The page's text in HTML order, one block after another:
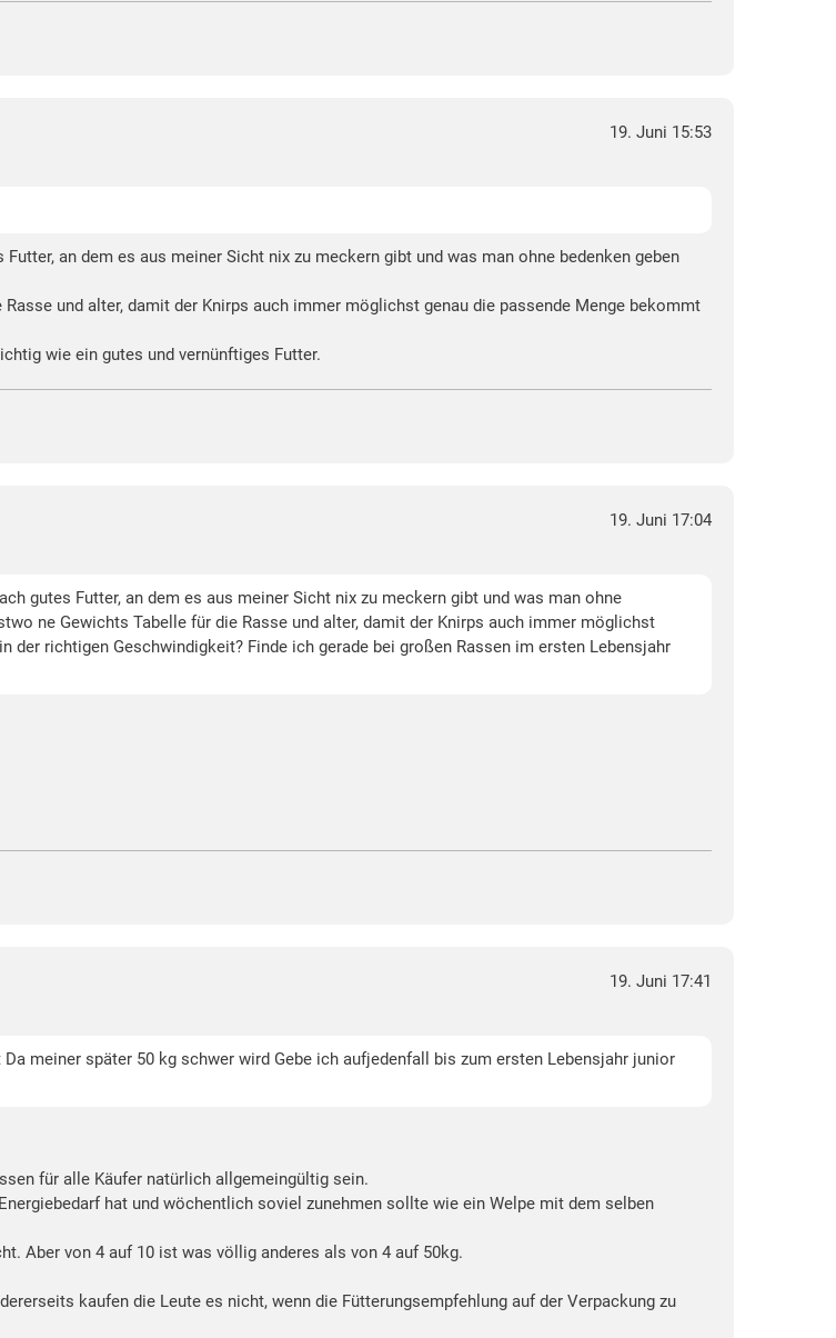
19. Juni 15:53
an dem es aus meiner Sicht nix zu meckern gibt und was man ohne bedenken geben
und alter, damit der Knirps auch immer möglichst genau die passende Menge bekommt
wie ein gutes und vernünftiges Futter.
19. Juni 17:04
gutes Futter, an dem es aus meiner Sicht nix zu meckern gibt und was man ohne
ne Gewichts Tabelle für die Rasse und alter, damit der Knirps auch immer möglichst
der richtigen Geschwindigkeit? Finde ich gerade bei großen Rassen im ersten Lebensjahr
19. Juni 17:41
meiner später 50 kg schwer wird Gebe ich aufjedenfall bis zum ersten Lebensjahr junior
für alle Käufer natürlich allgemeingültig sein.
hat und wöchentlich soviel zunehmen sollte wie ein Welpe mit dem selben
Aber von 4 auf 10 ist was völlig anderes als von 4 auf 50kg.
kaufen die Leute es nicht, wenn die Fütterungsempfehlung auf der Verpackung zu